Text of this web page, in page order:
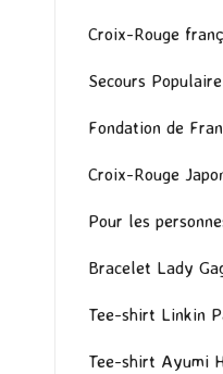
Croix-Rouge
Secours
Fondation de
Croix-Rouge
Pour les
Bracelet Lady
Tee-shirt Linkin
Tee-shirt Ayumi